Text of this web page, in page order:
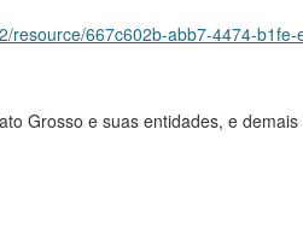
667c602b-abb7-4474-
Grosso e suas entidades, e